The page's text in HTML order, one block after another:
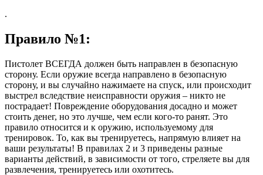
.
Правило №1:
Пистолет ВСЕГДА должен быть направлен в безопасную
сторону. Если оружие всегда направлено в безопасную
сторону, и вы случайно нажимаете на спуск, или происходит
выстрел вследствие неисправности оружия – никто не
пострадает! Повреждение оборудования досадно и может
стоить денег, но это лучше, чем если кого-то ранят. Это
правило относится и к оружию, используемому для
тренировок. То, как вы тренируетесь, напрямую влияет на
ваши результаты! В правилах 2 и 3 приведены разные
варианты действий, в зависимости от того, стреляете вы для
развлечения, тренируетесь или охотитесь.